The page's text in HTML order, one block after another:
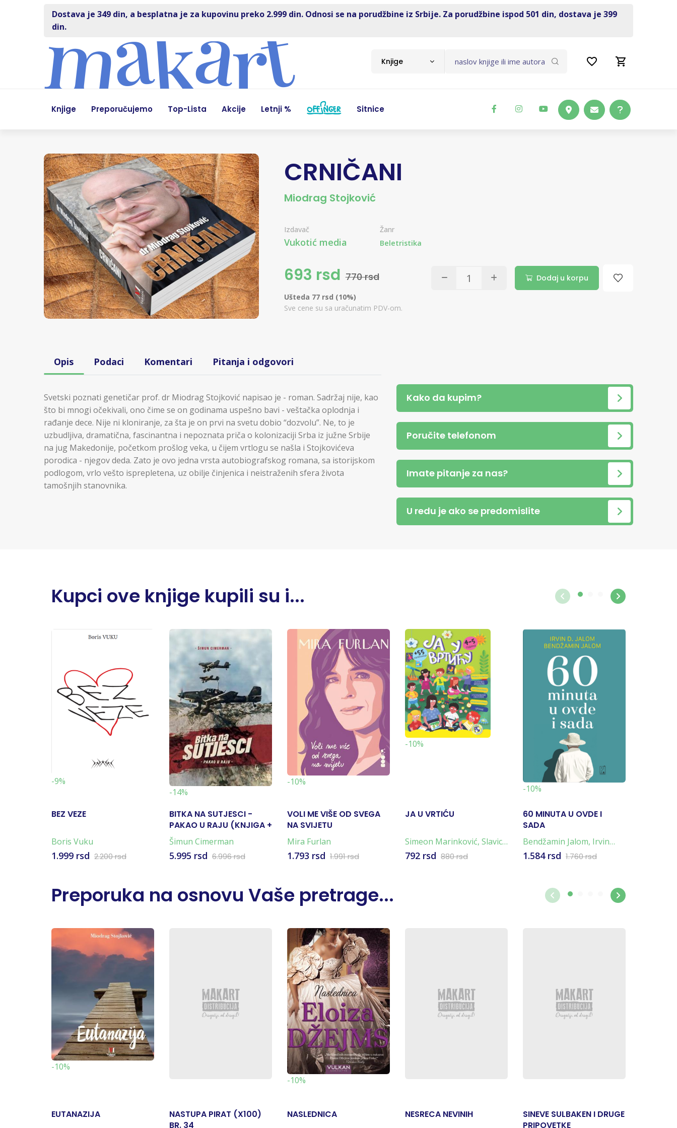
Dostava je 349 din, a besplatna je za kupovinu preko 2.999 din. Odnosi se na porudžbine iz Srbije. Za porudžbine ispod 501 din, dostava je 399
din.
Knjige
Knjige Preporučujemo Top-Lista Akcije Letnji % Sitnice
CRNIČANI
Miodrag Stojković
Izdavač
Vukotić media
Žanr
Beletristika
693 rsd 770 rsd Dodaj u korpu
Ušteda 77 rsd (10%)
Sve cene su sa uračunatim PDV-om.
Opis Podaci Komentari Pitanja i odgovori
Svetski poznati genetičar prof. dr Miodrag Stojković napisao je - roman. Sadržaj nije, kao
što bi mnogi očekivali, ono čime se on godinama uspešno bavi - veštačka oplodnja i
rađanje dece. Nije ni kloniranje, za šta je on prvi na svetu dobio “dozvolu”. Ne, to je
uzbudljiva, dramatična, fascinantna i nepoznata priča o kolonizaciji Srba iz južne Srbije
na jug Makedonije, početkom prošlog veka, u čijem vrtlogu se našla i Stojkovićeva
porodica - njegov deda. Zato je ovo jedna vrsta autobiografskog romana, sa istorijskom
podlogom, vrlo vešto isprepletena, uz obilje činjenica i neistraženih sfera života
tamošnjih stanovnika.
Kako da kupim?
Poručite telefonom
Imate pitanje za nas?
U redu je ako se predomislite
Kupci ove knjige kupili su i...
-9%
BEZ VEZE
Boris Vuku
1.999 rsd 2.200 rsd
-14%
BITKA NA SUTJESCI -
PAKAO U RAJU (KNJIGA +
KARTA)
Šimun Cimerman
5.995 rsd 6.996 rsd
-10%
VOLI ME VIŠE OD SVEGA
NA SVIJETU
Mira Furlan
1.793 rsd 1.991 rsd
-10%
JA U VRTIĆU
Simeon Marinković, Slavica
Marković
792 rsd 880 rsd
-10%
60 MINUTA U OVDE I
SADA
Bendžamin Jalom, Irvin
Jalom
1.584 rsd 1.760 rsd
Preporuka na osnovu Vaše pretrage...
-10%
EUTANAZIJA
NASTUPA PIRAT (X100)
BR. 34
-10%
NASLEDNICA NESRECA NEVINIH
SINEVE SULBAKEN I DRUGE
PRIPOVETKE